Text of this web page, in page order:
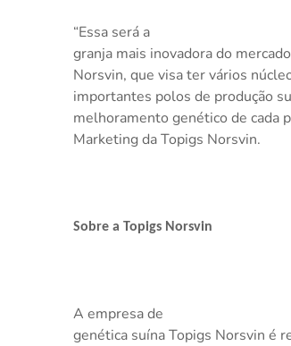
“Essa será a
granja mais inovadora do
Norsvin, que visa ter vários
importantes polos de produção
melhoramento genético de cada
Marketing da Topigs Norsvin.
Sobre a Topigs Norsvin
A empresa de
genética suína Topigs Norsvin é